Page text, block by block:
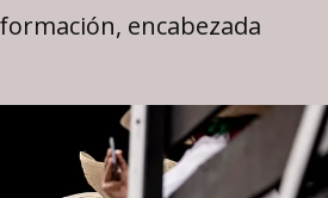
encabezada